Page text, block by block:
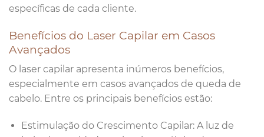
específicas de cada cliente.
Benefícios do Laser Capilar em Casos
Avançados
O laser capilar apresenta inúmeros benefícios,
especialmente em casos avançados de queda de
cabelo. Entre os principais benefícios estão:
Estimulação do Crescimento Capilar: A luz de